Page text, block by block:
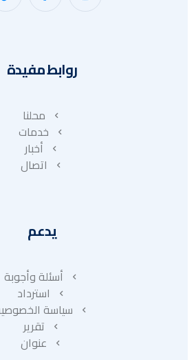
روابط مفيدة
محلنا
خدمات
أخبار
اتصال
يدعم
أسئلة وأجوبة
استرداد
سياسة
تقرير
عنوان